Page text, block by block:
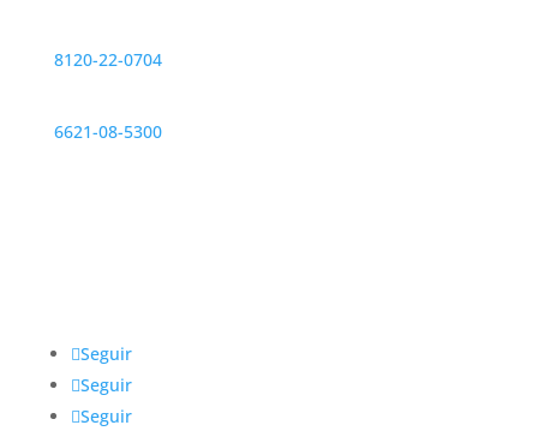
8120-22-0704
6621-08-5300
Seguir
Seguir
Seguir